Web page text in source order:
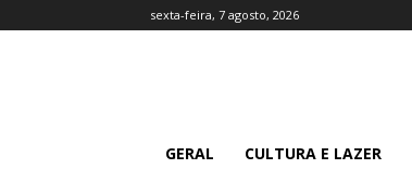
sexta-feira, 7 agosto, 2026
GERAL CULTURA E LAZER